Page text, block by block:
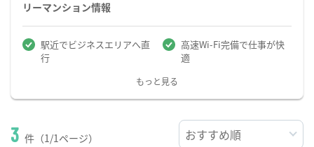
リーマンション情報
駅近でビジネスエリアへ直
行
高速Wi-Fi完備で仕事が快
適
もっと見る
3 件（1/1ページ）